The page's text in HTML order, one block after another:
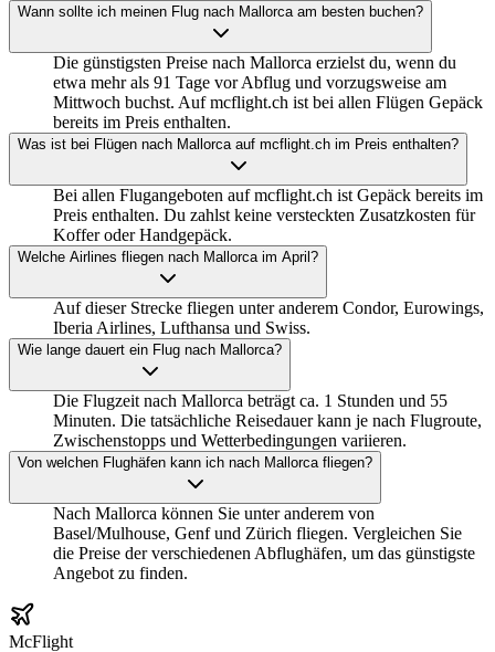
Wann sollte ich meinen Flug nach Mallorca am besten buchen?
Die günstigsten Preise nach Mallorca erzielst du, wenn du
etwa mehr als 91 Tage vor Abflug und vorzugsweise am
Mittwoch buchst. Auf mcflight.ch ist bei allen Flügen Gepäck
bereits im Preis enthalten.
Was ist bei Flügen nach Mallorca auf mcflight.ch im Preis enthalten?
Bei allen Flugangeboten auf mcflight.ch ist Gepäck bereits im
Preis enthalten. Du zahlst keine versteckten Zusatzkosten für
Koffer oder Handgepäck.
Welche Airlines fliegen nach Mallorca im April?
Auf dieser Strecke fliegen unter anderem Condor, Eurowings,
Iberia Airlines, Lufthansa und Swiss.
Wie lange dauert ein Flug nach Mallorca?
Die Flugzeit nach Mallorca beträgt ca. 1 Stunden und 55
Minuten. Die tatsächliche Reisedauer kann je nach Flugroute,
Zwischenstopps und Wetterbedingungen variieren.
Von welchen Flughäfen kann ich nach Mallorca fliegen?
Nach Mallorca können Sie unter anderem von
Basel/Mulhouse, Genf und Zürich fliegen. Vergleichen Sie
die Preise der verschiedenen Abflughäfen, um das günstigste
Angebot zu finden.
McFlight